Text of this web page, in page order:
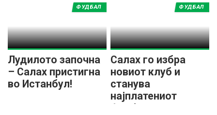
Лудилото започна
– Салах пристигна
во Истанбул!
ФУДБАЛ
Салах го избра
новиот клуб и
станува
најплатениот
фудбалер во
ФУДБАЛ